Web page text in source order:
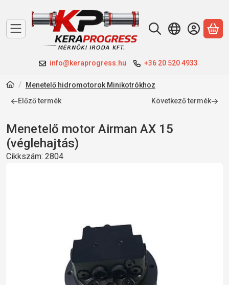
info@keraprogress.hu +36 20 520 4933
A
Menetelő hidromotorok Minikotrókhoz
Előző termék
Következő termék
Menetelő motor Airman AX 15
(véglehajtás)
Cikkszám: 2804